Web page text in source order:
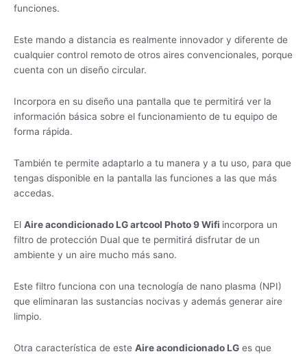
funciones.
Este mando a distancia es realmente innovador y diferente de
cualquier control remotode otros aires convencionales, porque
cuenta con un diseño circular.
Incorpora en su diseño una pantalla que te permitirá ver la
información básica sobre el funcionamiento de tu equipo de
forma rápida.
También te permite adaptarlo a tu manera y a tu uso, para que
tengas disponible en la pantalla las funciones a las que más
accedas.
El Aire acondicionado LG artcool Photo 9 Wifi incorpora un
filtro de protección Dual que te permitirá disfrutar de un
ambiente y un aire mucho más sano.
Este filtro funciona con una tecnología de nano plasma (NPI)
que eliminaran las sustancias nocivas y además generar aire
limpio.
Otra característica de este Aire acondicionado LG es que